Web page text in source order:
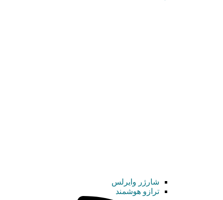
شارژر وایرلس
ترازو هوشمند